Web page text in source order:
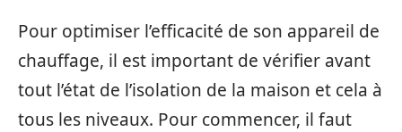
Pour optimiser l’efficacité de son appareil de
chauffage, il est important de vérifier avant
tout l’état de l’isolation de la maison et cela à
tous les niveaux. Pour commencer, il faut